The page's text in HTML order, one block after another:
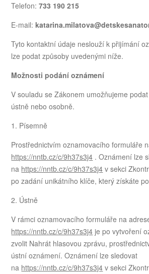
Telefon:733 190 215
E-mail:
Tyto kontaktní údaje neslouží k přijímání
lze podat způsoby uvedenými níže.
Možnosti podání oznámení
V souladu se Zákonem umožňujeme
ústně nebo osobně.
1. Písemně
Prostřednictvím oznamovacího formuláře
https://nntb.cz/c/9h37s3j4 . Oznámení lze
na https://nntb.cz/c/9h37s3j4 v sekci
po zadání unikátního klíče, který získáte
2. Ústně
V rámci oznamovacího formuláře na
https://nntb.cz/c/9h37s3j4 je po vytvoření
zvolit Nahrát hlasovou zprávu,
ústní oznámení. Oznámení lze sledovat
na https://nntb.cz/c/9h37s3j4 v sekci